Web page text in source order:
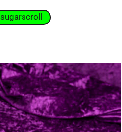
sugarscroll